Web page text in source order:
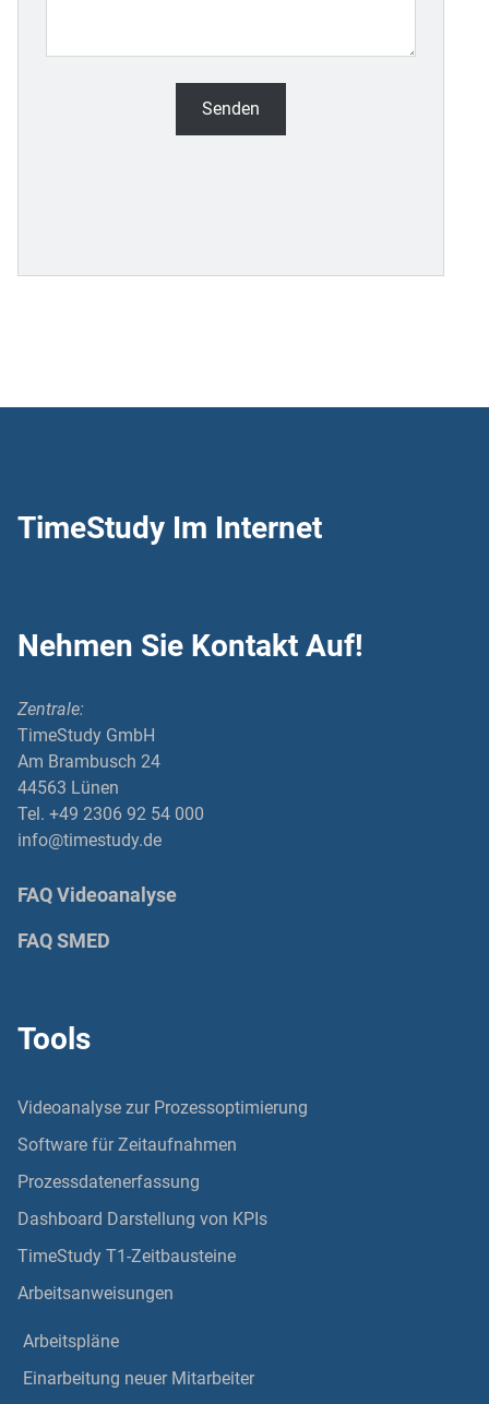
TimeStudy Im Internet
Nehmen Sie Kontakt Auf!
Zentrale:
TimeStudy GmbH
Am Brambusch 24
44563 Lünen
Tel. +49 2306 92 54 000
info@timestudy.de
FAQ Videoanalyse
FAQ SMED
Tools
Videoanalyse zur Prozessoptimierung
Software für Zeitaufnahmen
Prozessdatenerfassung
Dashboard Darstellung von KPIs
TimeStudy T1-Zeitbausteine
Arbeitsanweisungen
Arbeitspläne
Einarbeitung neuer Mitarbeiter